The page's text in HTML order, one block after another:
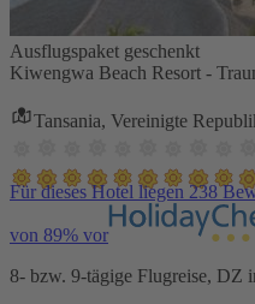
Ausflugspaket geschenkt
Kiwengwa Beach Resort -
Tansania, Vereinigte
Für dieses Hotel liegen 238
von 89% vor
8- bzw. 9-tägige Flugreise, DZ